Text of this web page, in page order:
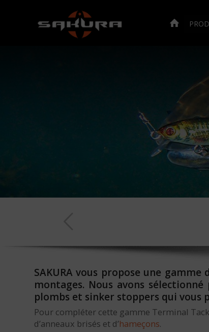
SAKURA vous propose une
montages. Nous avons
plombs et sinker stoppers qui vous
Pour compléter cette gamme Terminal
d’anneaux brisés et d’hameçons.